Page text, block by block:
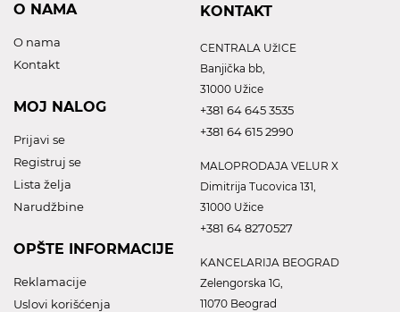
O NAMA
O nama
Kontakt
MOJ NALOG
Prijavi se
Registruj se
Lista želja
Narudžbine
OPŠTE INFORMACIJE
Reklamacije
Uslovi korišćenja
KONTAKT
CENTRALA UžICE
Banjička bb,
31000 Užice
+381 64 645 3535
+381 64 615 2990
MALOPRODAJA VELUR X
Dimitrija Tucovica 131,
31000 Užice
+381 64 8270527
KANCELARIJA BEOGRAD
Zelengorska 1G,
11070 Beograd